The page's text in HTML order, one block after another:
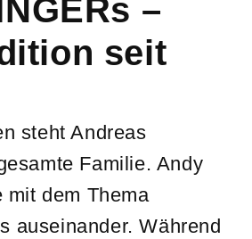
–
seit
steht Andreas
Familie. Andy
mit dem Thema
auseinander. Während